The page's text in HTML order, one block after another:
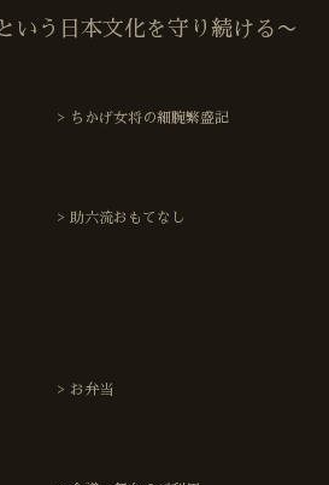
いう日本文化を守り続ける〜
ちかげ女将の細腕繁盛記
助六流おもてなし
お弁当